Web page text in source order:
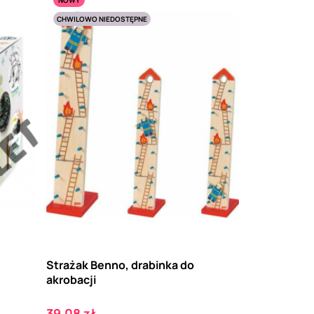
CHWILOWO NIEDOSTĘPNE
Strażak Benno, drabinka do
akrobacji